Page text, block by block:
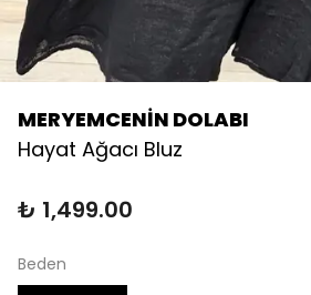
MERYEMCENİN DOLABI
Hayat Ağacı Bluz
₺ 1,499.00
Beden